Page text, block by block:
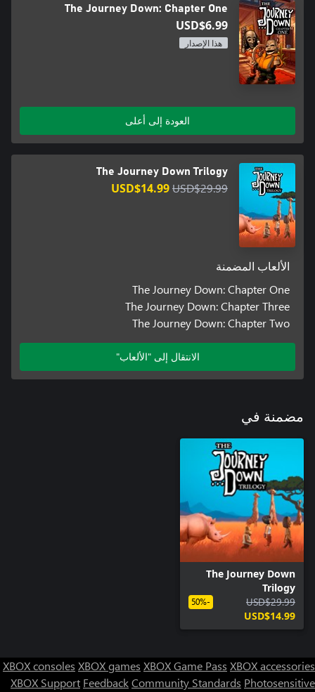
The Journey Down: Chapter One
USD$6.99
هذا الإصدار
العودة إلى أعلى
The Journey Down Trilogy
USD$29.99
USD$14.99
الألعاب المضمنة
The Journey Down: Chapter One
The Journey Down: Chapter Three
The Journey Down: Chapter Two
الانتقال إلى "الألعاب"
مضمنة في
The Journey Down
Trilogy
USD$29.99
USD$14.99
-50%
XBOX consoles XBOX games XBOX Game Pass XBOX accessories
XBOX Support FeedbackCommunity Standards Photosensitive